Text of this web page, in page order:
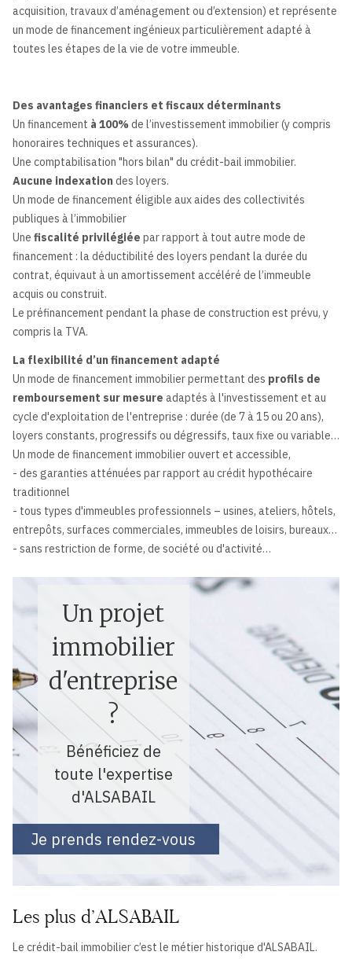
acquisition, travaux d’aménagement ou d’extension) et représente
un mode de financement ingénieux particulièrement adapté à
toutes les étapes de la vie de votre immeuble.
Des avantages financiers et fiscaux déterminants
Un financement à 100% de l’investissement immobilier (y compris
honoraires techniques et assurances).
Une comptabilisation "hors bilan" du crédit-bail immobilier.
Aucune indexationdes loyers.
Un mode de financement éligible aux aides des collectivités
publiques à l’immobilier
Une fiscalité privilégiée par rapport à tout autre mode de
financement : la déductibilité des loyers pendant la durée du
contrat, équivaut à un amortissement accéléré de l’immeuble
acquis ou construit.
Le préfinancement pendant la phase de construction est prévu, y
compris la TVA.
La flexibilité d’un financement adapté
Un mode de financement immobilier permettant des profils de
remboursement sur mesure adaptés à l'investissement et au
cycle d'exploitation de l'entreprise : durée (de 7 à 15 ou 20 ans),
loyers constants, progressifs ou dégressifs, taux fixe ou variable…
Un mode de financement immobilier ouvert et accessible,
- des garanties atténuées par rapport au crédit hypothécaire
traditionnel
- tous types d'immeubles professionnels – usines, ateliers, hôtels,
entrepôts, surfaces commerciales, immeubles de loisirs, bureaux…
- sans restriction de forme, de société ou d'activité…
Un projet
immobilier
d'entreprise
?
Bénéficiez de
toute l'expertise
d'ALSABAIL
Je prends rendez-vous
Les plus d’ALSABAIL
Le crédit-bail immobilier c’est le métier historique d'ALSABAIL.